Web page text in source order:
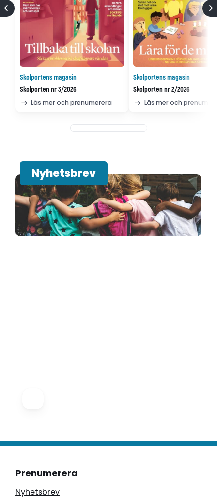
Skolportens magasin
Skolporten nr 3/2026
Läs mer och prenumerera
Skolportens magasin
Skolporten nr 2/2026
Läs mer och
Nyhetsbrev
Prenumerera
Nyhetsbrev